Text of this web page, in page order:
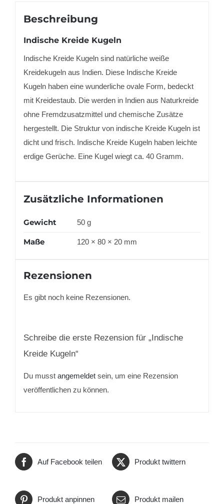
Beschreibung
Indische Kreide Kugeln
Indische Kreide Kugeln sind natürliche weiße
Kreidekugeln aus Indien. Diese Indische Kreide
Kugeln haben eine wunderliche ovale Form, bedeckt
mit Kreidestaub. Die werden in Indien aus Naturkreide
ohne Fremdzusatzmittel und chemische Zusätze
hergestellt. Die Struktur von indische Kreide Kugeln ist
dicht und frisch. Indische Kreide Kugeln haben leichte
erdige Gerüche. Eine Kugel wiegt ca. 40 Gramm.
Zusätzliche Informationen
Gewicht 50 g
Maße 120 × 80 × 20 mm
Rezensionen
Es gibt noch keine Rezensionen.
Schreibe die erste Rezension für „Indische
Kreide Kugeln“
Du musst angemeldetsein, um eine Rezension
veröffentlichen zu können.
Auf Facebook teilen Produkt twittern
Produkt anpinnen Produkt mailen